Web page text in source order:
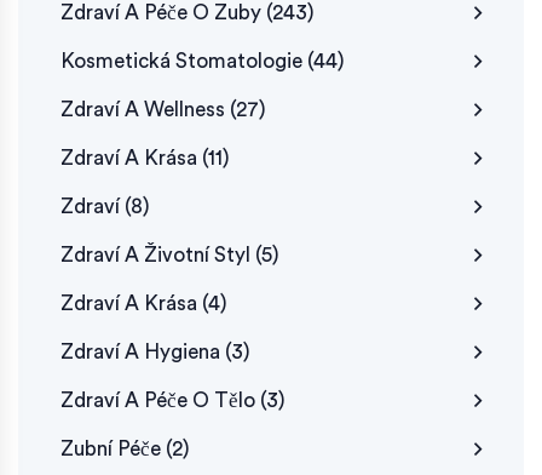
Zdraví A Péče O Zuby (243)
Kosmetická Stomatologie (44)
Zdraví A Wellness (27)
Zdraví A Krása (11)
Zdraví (8)
Zdraví A Životní Styl (5)
Zdraví A Krása (4)
Zdraví A Hygiena (3)
Zdraví A Péče O Tělo (3)
Zubní Péče (2)